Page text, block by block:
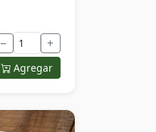
− +
Agregar